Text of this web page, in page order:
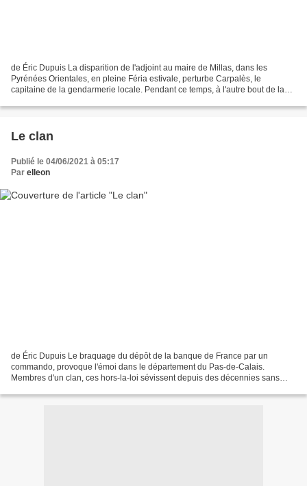
de Éric Dupuis La disparition de l'adjoint au maire de Millas, dans les
Pyrénées Orientales, en pleine Féria estivale, perturbe Carpalès, le
capitaine de la gendarmerie locale. Pendant ce temps, à l'autre bout de la
Le clan
Publié le 04/06/2021 à 05:17
Par elleon
de Éric Dupuis Le braquage du dépôt de la banque de France par un
commando, provoque l'émoi dans le département du Pas-de-Calais.
Membres d'un clan, ces hors-la-loi sévissent depuis des décennies sans